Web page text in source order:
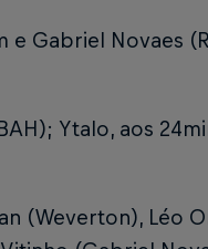
e Gabriel Novaes
Ytalo, aos
(Weverton), Léo